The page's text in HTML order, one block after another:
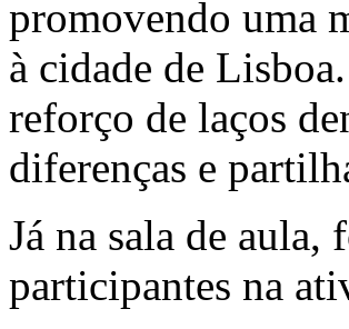
promovendo uma
à cidade de
reforço de laços
diferenças e
Já na sala de
participantes na